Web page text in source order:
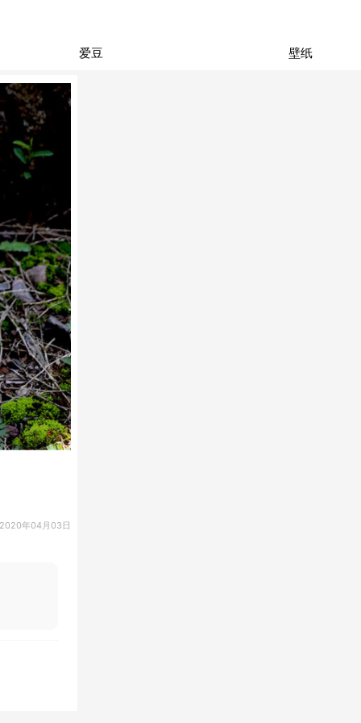
爱豆 壁纸
2020年04月03日